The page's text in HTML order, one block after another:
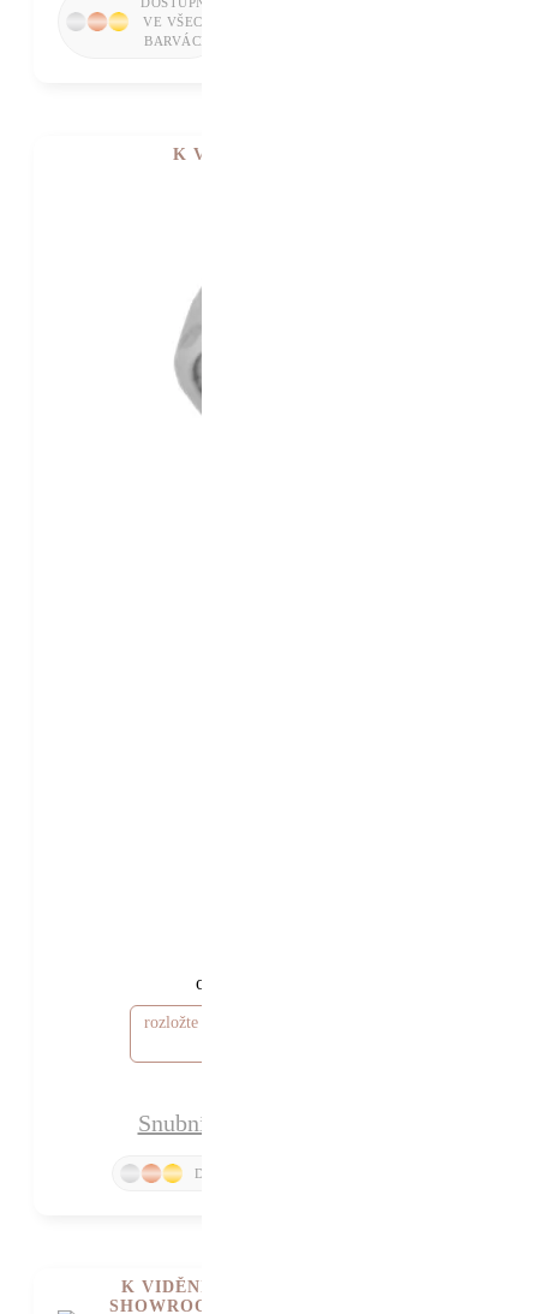
od
rozložte si cenu od 1 389 Kč / měsíc
Snubní prsteny Alessandra
K VIDĚNÍ V SHOWROOMU
K VIDĚNÍ V
SHOWROOMU